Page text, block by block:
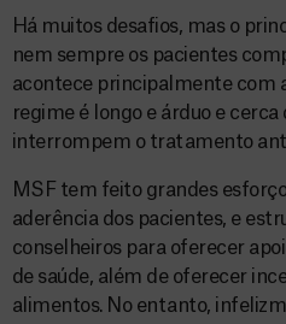
Há muitos desafios, mas o
nem sempre os pacientes
acontece principalmente com
regime é longo e árduo e cerca
interrompem o tratamento
MSF tem feito grandes
aderência dos pacientes, e
conselheiros para oferecer
de saúde, além de oferecer
alimentos. No entanto,